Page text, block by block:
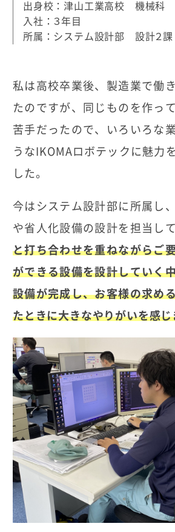
出身校：津山工業高校 機械科
入社：３年目
所属：システム設計部 設計２課
私は高校卒業後、製造業で働
たのですが、同じものを作っ
苦手だったので、いろいろな
うなIKOMAロボテックに魅力
した。
今はシステム設計部に所属し
や省人化設備の設計を担当し
と打ち合わせを重ねながらご
ができる設備を設計していく
設備が完成し、お客様の求め
たときに大きなやりがいを感じ